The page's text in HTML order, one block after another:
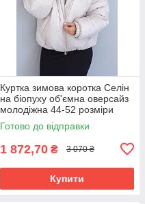
Куртка зимова коротка Селін
на біопуху об'ємна оверсайз
молодіжна 44-52 розміри
молочна
Готово до відправки
1 872,70 ₴ 3 070 ₴
Купити